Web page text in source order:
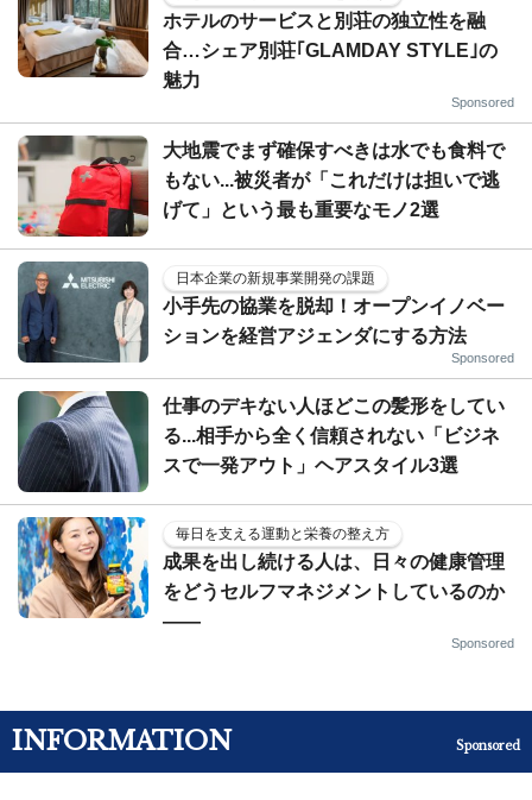
ホテルのサービスと別荘の独立性を融
合…シェア別荘｢GLAMDAY STYLE｣の
魅力
Sponsored
大地震でまず確保すべきは水でも食料で
もない...被災者が「これだけは担いで逃
げて」という最も重要なモノ2選
日本企業の新規事業開発の課題
小手先の協業を脱却！オープンイノベー
ションを経営アジェンダにする方法
Sponsored
仕事のデキない人ほどこの髪形をしてい
る...相手から全く信頼されない「ビジネ
スで一発アウト」ヘアスタイル3選
毎日を支える運動と栄養の整え方
成果を出し続ける人は、日々の健康管理
をどうセルフマネジメントしているのか
——
Sponsored
INFORMATION Sponsored